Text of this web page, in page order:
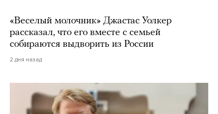
«Веселый молочник» Джастас Уолкер
рассказал, что его вместе с семьей
собираются выдворить из России
2 дня назад